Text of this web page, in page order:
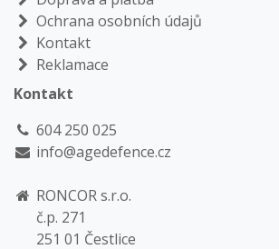
Ochrana osobních údajů
Kontakt
Reklamace
Kontakt
604 250 025
info@agedefence.cz
RONCOR s.r.o.
č.p. 271
251 01 Čestlice